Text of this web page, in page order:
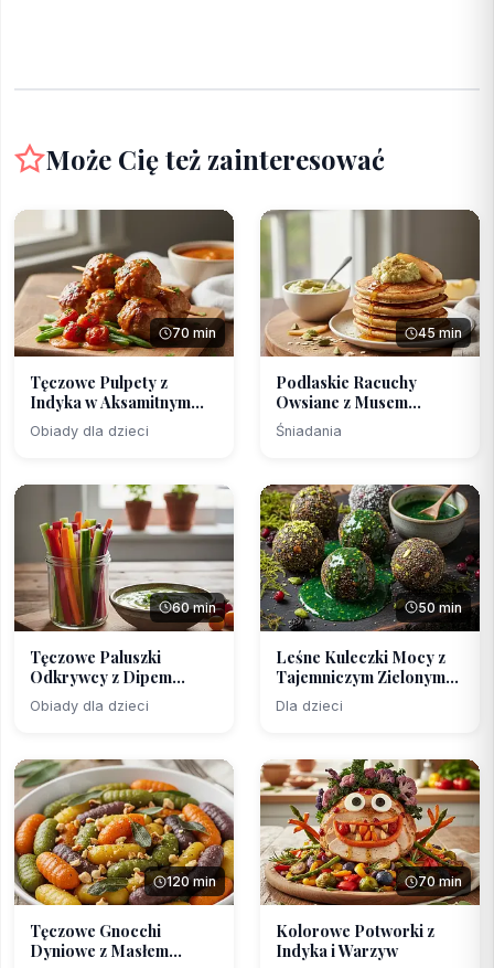
Może Cię też zainteresować
70 min
Tęczowe Pulpety z
Indyka w Aksamitnym
Sosi...
Obiady dla dzieci
45 min
Podlaskie Racuchy
Owsiane z Musem
Jabłkowy...
Śniadania
60 min
Tęczowe Paluszki
Odkrywcy z Dipem
Avokado-...
Obiady dla dzieci
50 min
Leśne Kuleczki Mocy z
Tajemniczym Zielonym...
Dla dzieci
120 min
Tęczowe Gnocchi
Dyniowe z Masłem
70 min
Kolorowe Potworki z
Indyka i Warzyw